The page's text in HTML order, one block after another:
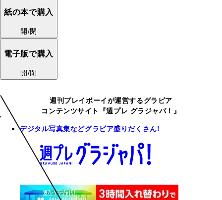
紙の本で購入
開/閉
電子版で購入
開/閉
週刊プレイボーイが運営するグラビア
コンテンツサイト『週プレ グラジャパ！』
デジタル写真集などグラビア盛りだくさん!